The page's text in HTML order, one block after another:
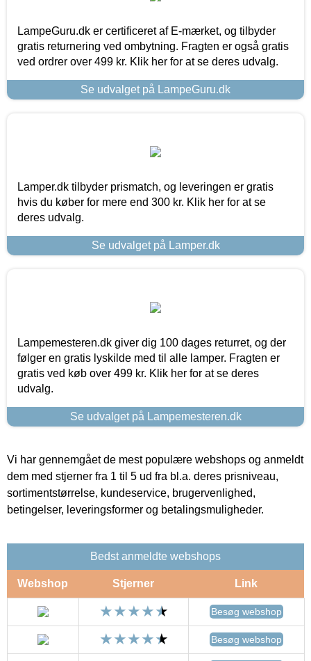
LampeGuru.dk er certificeret af E-mærket, og tilbyder
gratis returnering ved ombytning. Fragten er også gratis
ved ordrer over 499 kr. Klik her for at se deres udvalg.
Se udvalget på LampeGuru.dk
Lamper.dk tilbyder prismatch, og leveringen er gratis
hvis du køber for mere end 300 kr. Klik her for at se
deres udvalg.
Se udvalget på Lamper.dk
Lampemesteren.dk giver dig 100 dages returret, og der
følger en gratis lyskilde med til alle lamper. Fragten er
gratis ved køb over 499 kr. Klik her for at se deres
udvalg.
Se udvalget på Lampemesteren.dk
Vi har gennemgået de mest populære webshops og anmeldt
dem med stjerner fra 1 til 5 ud fra bl.a. deres prisniveau,
sortimentstørrelse, kundeservice, brugervenlighed,
betingelser, leveringsformer og betalingsmuligheder.
Bedst anmeldte webshops
Webshop Stjerner Link
Besøg webshop
Besøg webshop